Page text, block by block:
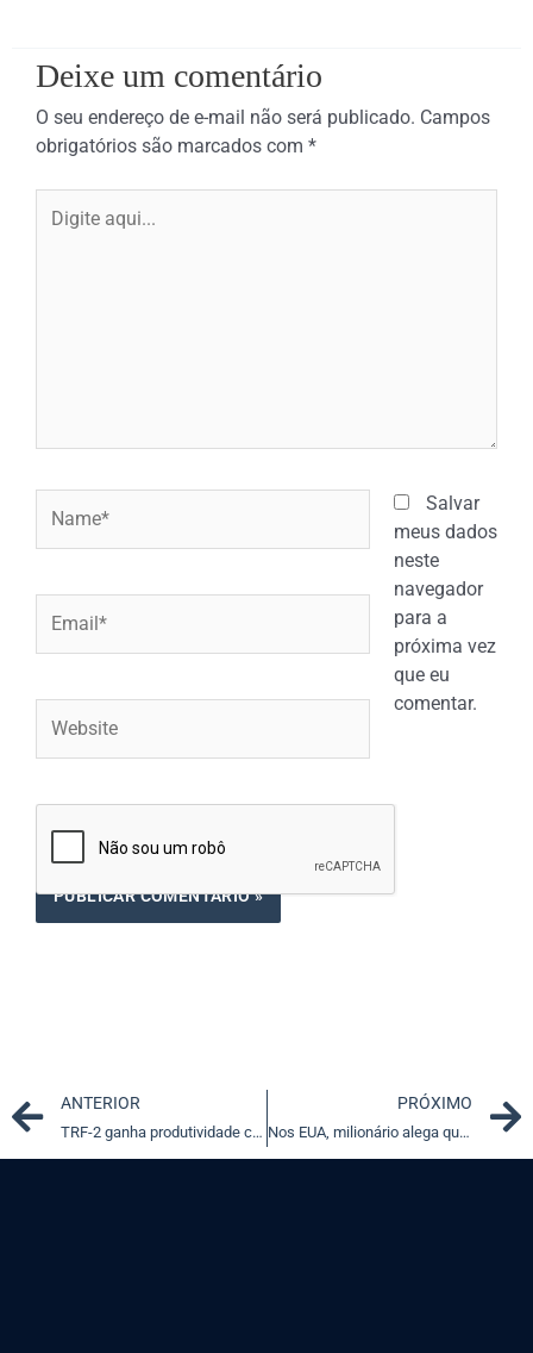
Deixe um comentário
O seu endereço de e-mail não será publicado. Campos
obrigatórios são marcados com *
aqui...
Salvar
meus dados
neste
navegador
para a
próxima vez
que eu
comentar.
Prev
ANTERIOR
TRF-2 ganha produtividade com sessões virtuais de julgamento
PRÓXIMO
Nos EUA, milionário alega quebra de contrato por fim de namoro